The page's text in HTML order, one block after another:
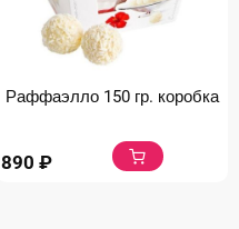
Раффаэлло 150 гр. коробка
890 ₽